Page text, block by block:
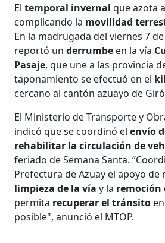
Eltemporal invernalque azota
complicando la movilidad
En la madrugada del viernes 7
reportó underrumbe en la vía
Pasaje, que une a las provincia
taponamiento se efectuó en el
cercano al cantón azuayo de
El Ministerio de Transporte y
indicó que se coordinó elenvío
rehabilitar la circulación de
feriado de Semana Santa.
Prefectura de Azuay el apoyo de
limpieza de la víay la
permita recuperar el tránsito
posible", anunció el MTOP.